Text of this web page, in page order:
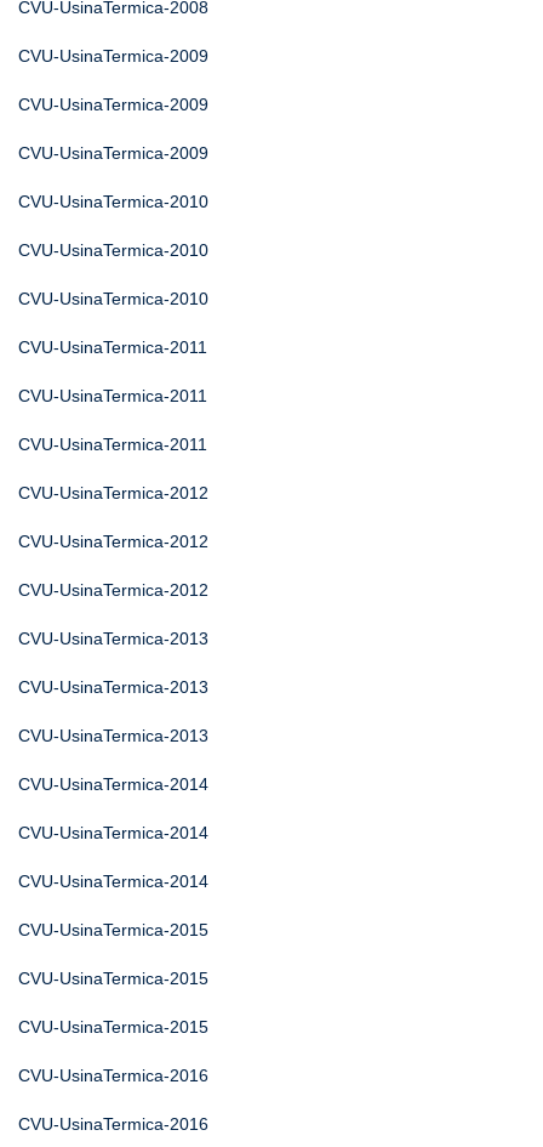
CVU-UsinaTermica-2008
CVU-UsinaTermica-2009
CVU-UsinaTermica-2009
CVU-UsinaTermica-2009
CVU-UsinaTermica-2010
CVU-UsinaTermica-2010
CVU-UsinaTermica-2010
CVU-UsinaTermica-2011
CVU-UsinaTermica-2011
CVU-UsinaTermica-2011
CVU-UsinaTermica-2012
CVU-UsinaTermica-2012
CVU-UsinaTermica-2012
CVU-UsinaTermica-2013
CVU-UsinaTermica-2013
CVU-UsinaTermica-2013
CVU-UsinaTermica-2014
CVU-UsinaTermica-2014
CVU-UsinaTermica-2014
CVU-UsinaTermica-2015
CVU-UsinaTermica-2015
CVU-UsinaTermica-2015
CVU-UsinaTermica-2016
CVU-UsinaTermica-2016